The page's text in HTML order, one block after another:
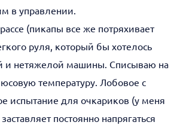
в управлении.
(пикапы все же потряхивает
руля, который бы хотелось
и нетяжелой машины. Списываю на
температуру. Лобовое с
испытание для очкариков (у меня
постоянно напрягаться